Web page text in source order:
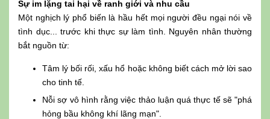
Sự im lặng tai hại về ranh giới và nhu cầu
Một nghịch lý phổ biến là hầu hết mọi người đều ngại nói về
tình dục... trước khi thực sự làm tình. Nguyên nhân thường
bắt nguồn từ:
Tâm lý bối rối, xấu hổ hoặc không biết cách mở lời sao
cho tinh tế.
Nỗi sợ vô hình rằng việc thảo luận quá thực tế sẽ "phá
hỏng bầu không khí lãng mạn".